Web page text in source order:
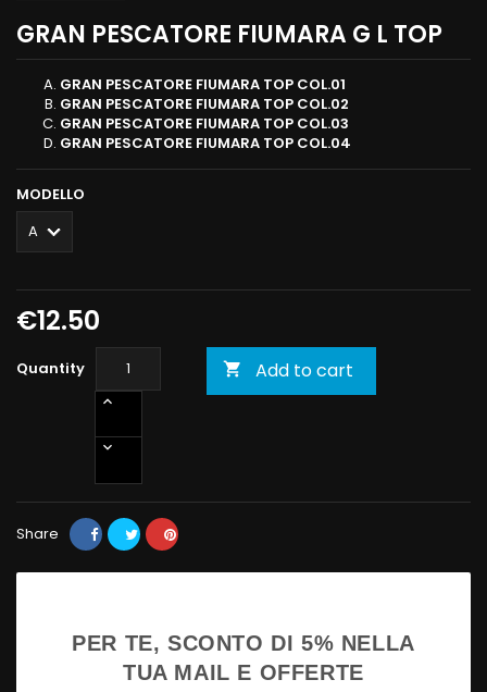
GRAN PESCATORE FIUMARA G L TOP
GRAN PESCATORE FIUMARA TOP COL.01
GRAN PESCATORE FIUMARA TOP COL.02
GRAN PESCATORE FIUMARA TOP COL.03
GRAN PESCATORE FIUMARA TOP COL.04
MODELLO
€12.50
Quantity  Add to cart
Share
PER TE, SCONTO DI 5% NELLA
TUA MAIL E OFFERTE